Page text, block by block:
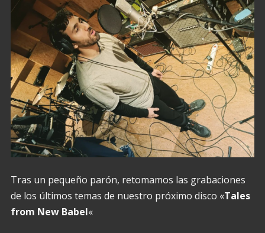
Tras un pequeño parón, retomamos las grabaciones
de los últimos temas de nuestro próximo disco «Tales
from New Babel«